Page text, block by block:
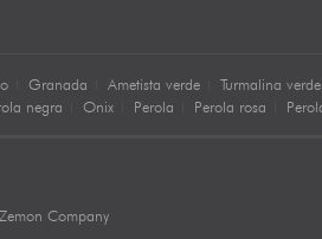
Granada Ametista verde Turmalina verde
negra Onix Perola Perola rosa
Zemon Company